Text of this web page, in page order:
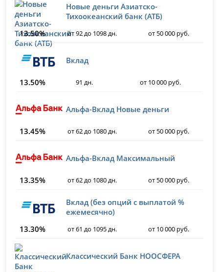
Новые деньги Азиатско-
Тихоокеанский банк (АТБ)
13.50%
от 92 до 1098 дн. от 50 000 руб.
Вклад
13.50% 91 дн. от 10 000 руб.
Альфа-Вклад Новые деньги
13.45% от 62 до 1080 дн. от 50 000 руб.
Альфа-Вклад Максимальный
13.35% от 62 до 1080 дн. от 50 000 руб.
Вклад (без опций с выплатой %
ежемесячно)
13.30%
от 61 до 1095 дн. от 10 000 руб.
Классический Банк НООСФЕРА